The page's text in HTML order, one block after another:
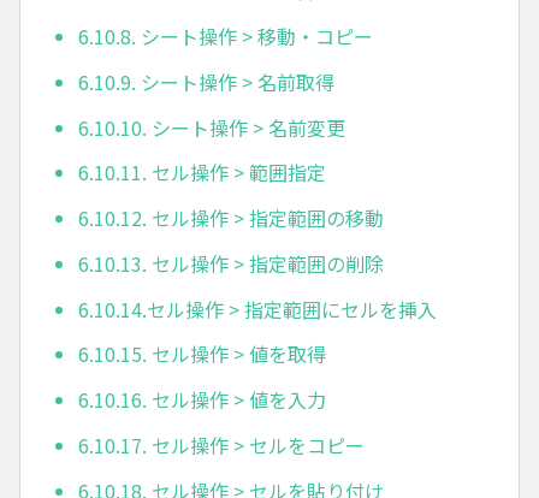
6.10.8. シート操作 > 移動・コピー
6.10.9. シート操作 > 名前取得
6.10.10. シート操作 > 名前変更
6.10.11. セル操作 > 範囲指定
6.10.12. セル操作 > 指定範囲の移動
6.10.13. セル操作 > 指定範囲の削除
6.10.14.セル操作 > 指定範囲にセルを挿入
6.10.15. セル操作 > 値を取得
6.10.16. セル操作 > 値を入力
6.10.17. セル操作 > セルをコピー
6.10.18. セル操作 > セルを貼り付け